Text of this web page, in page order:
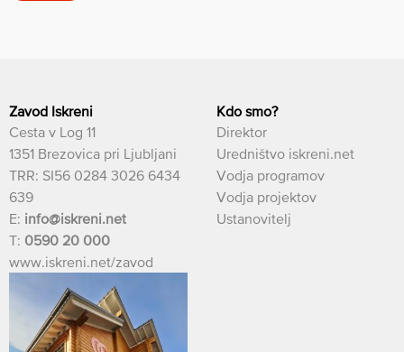
Zavod Iskreni
Cesta v Log 11
1351 Brezovica pri Ljubljani
TRR: SI56 0284 3026 6434
639
E: info@iskreni.net
T: 0590 20 000
www.iskreni.net/zavod
Kdo smo?
Direktor
Uredništvo iskreni.net
Vodja programov
Vodja projektov
Ustanovitelj